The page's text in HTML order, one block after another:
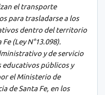
el transporte
para trasladarse a los
dentro del territorio
(Ley N°13.098).
y de servicio
públicos y
el Ministerio de
de Santa Fe, en los